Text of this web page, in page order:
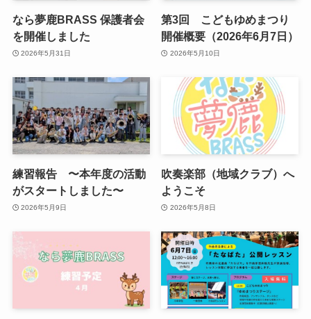
なら夢鹿BRASS 保護者会
を開催しました
2026年5月31日
第3回 こどもゆめまつり
開催概要（2026年6月7日）
2026年5月10日
練習報告 〜本年度の活動
がスタートしました〜
2026年5月9日
吹奏楽部（地域クラブ）へ
ようこそ
2026年5月8日